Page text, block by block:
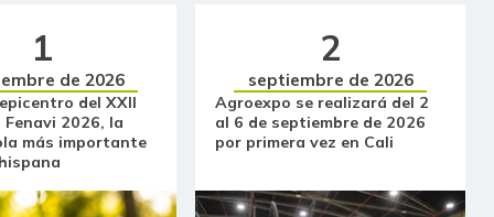
$ 2.944,00
$ 1.863,00 -$ 93,00 -4,75%
$ 6.333,00 +$ 66,00 +1,05%
$ 32.097,00
1
de 2026
del XXII
Fenavi 2026, la
más importante
2
septiembre de 2026
Agroexpo se realizará del 2
al 6 de septiembre de 2026
por primera vez en Cali